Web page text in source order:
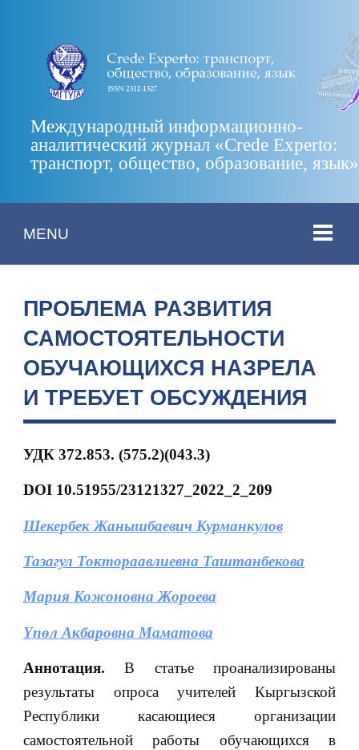
Международный информационно-
аналитический журнал «Crede Experto:
транспорт, общество, образование, язык»
MENU
ПРОБЛЕМА РАЗВИТИЯ
САМОСТОЯТЕЛЬНОСТИ
ОБУЧАЮЩИХСЯ НАЗРЕЛА
И ТРЕБУЕТ ОБСУЖДЕНИЯ
УДК 372.853. (575.2)(043.3)
DOI10.51955/23121327_2022_2_209
Шекербек Жанышбаевич Курманкулов
Тазагул Токтораавлиевна Таштанбекова
Мария Кожоновна Жороева
Үпѳл Акбаровна Маматова
Аннотация.В статье проанализированы
результаты опроса учителей Кыргызской
Республики касающиеся организации
самостоятельной работы обучающихся в